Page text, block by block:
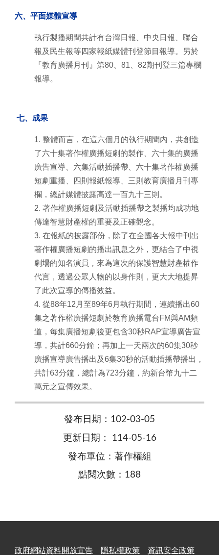
六、平面媒體宣導
執行製播期間共計有台灣日報、中央日報、聯合
報及民生報等四家報紙媒體刊登節目報導。另於
『教育廣播月刊』第80、81、82期刊登三篇專欄
報導。
七、成果
1. 整體而言，在這六個月的執行期間內，共創造
了六十集著作權廣播短劇的製作、六十集的廣播
廣告宣導、六集活動插播帶、六十集著作權廣播
短劇重播、四則報紙報導、三則教育廣播月刊專
欄，總計媒體披露高達一百九十三則。
2. 著作權廣播短劇及活動插播帶之製播均成功地
傳達智慧財產權的重要及正確觀念。
3. 在報紙的披露部份，除了在全國各大報中刊出
著作權廣播短劇的播出訊息之外，更結合了中視
劇場的知名演員，來為這次的保護智慧財產權作
代言，透過公眾人物的以身作則，更大大地提昇
了此次宣導的傳播效益。
4. 從88年12月至89年6月執行期間，連續播出60
集之著作權廣播短劇於教育廣播電台FM與AM頻
道，每集廣播短劇後更包含30秒RAP宣導廣告宣
導，共計660分鐘；再加上一天兩次的60集30秒
廣播宣導廣告播出及6集30秒的活動插播帶播出，
共計63分鐘，總計為723分鐘，約新台幣九十二
萬元之宣傳效果。
發布日期：102-03-05
更新日期： 114-05-16
發布單位：著作權組
點閱次數：188
政府網站資料開放宣告 隱私權政策 資訊安全政策